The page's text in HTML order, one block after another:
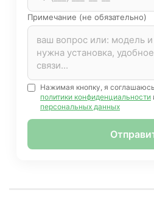
Примечание (не обязательно)
Нажимая кнопку, я
политики конфиденциальности
персональных данных